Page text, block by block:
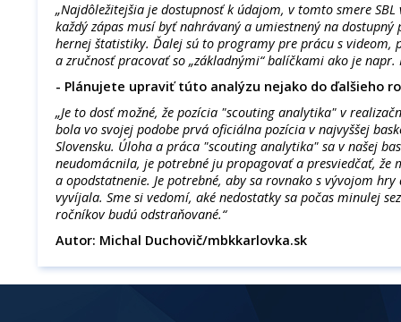
„Najdôležitejšia je dostupnosť k údajom, v tomto smere
každý zápas musí byť nahrávaný a umiestnený na
hernej štatistiky. Ďalej sú to programy pre prácu s videom,
a zručnosť pracovať so „základnými“ balíčkami ako je napr.
- Plánujete upraviť túto analýzu nejako do ďalšieho
„Je to dosť možné, že pozícia "scouting analytika" v
bola vo svojej podobe prvá oficiálna pozícia v najvyššej
Slovensku. Úloha a práca "scouting analytika" sa v našej
neudomácnila, je potrebné ju propagovať a presviedčať, že
a opodstatnenie. Je potrebné, aby sa rovnako s vývojom
vyvíjala. Sme si vedomí, aké nedostatky sa počas minulej
ročníkov budú odstraňované.“
Autor: Michal Duchovič/mbkkarlovka.sk